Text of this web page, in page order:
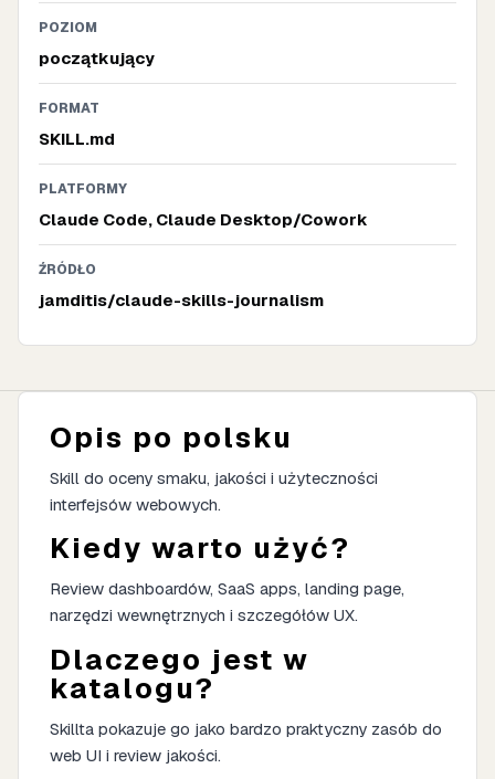
POZIOM
początkujący
FORMAT
SKILL.md
PLATFORMY
Claude Code, Claude Desktop/Cowork
ŹRÓDŁO
jamditis/claude-skills-journalism
Opis po polsku
Skill do oceny smaku, jakości i użyteczności
interfejsów webowych.
Kiedy warto użyć?
Review dashboardów, SaaS apps, landing page,
narzędzi wewnętrznych i szczegółów UX.
Dlaczego jest w
katalogu?
Skillta pokazuje go jako bardzo praktyczny zasób do
web UI i review jakości.